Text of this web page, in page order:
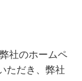
社のホームペ
ただき、弊社